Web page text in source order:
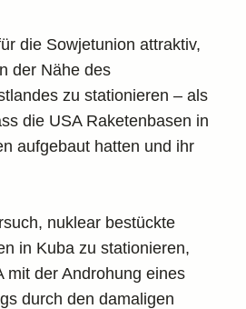
die Sowjetunion attraktiv,
der Nähe des
zu stationieren – als
die USA Raketenbasen in
aufgebaut hatten und ihr
nuklear bestückte
in Kuba zu stationieren,
mit der Androhung eines
durch den damaligen